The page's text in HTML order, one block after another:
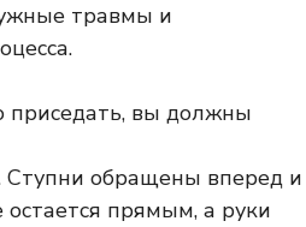
травмы и
приседать, вы должны
Ступни обращены вперед и
прямым, а руки